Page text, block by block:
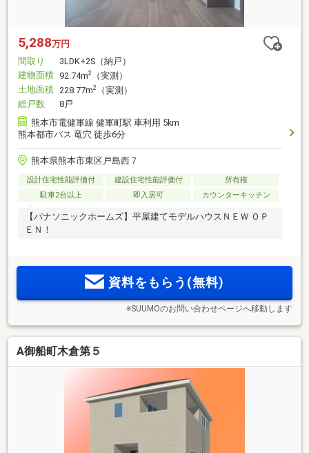
5,288万円
間取り
3LDK+2S（納戸）
建物面積 92.74m2
（実測）
土地面積 228.77m2
（実測）
総戸数
8戸
熊本市電健軍線 健軍町駅 車利用 5km
熊本都市バス 竜穴 徒歩6分
熊本県熊本市東区戸島西７
設計住宅性能評価付 建設住宅性能評価付
所有権
駐車2台以上
即入居可 カウンターキッチン
【パナソニックホームズ】平屋建てモデルハウスＮＥＷ ＯＰ
ＥＮ！
資料をもらう(無料)
※SUUMOのお問い合わせページへ移動します
A御船町木倉第５